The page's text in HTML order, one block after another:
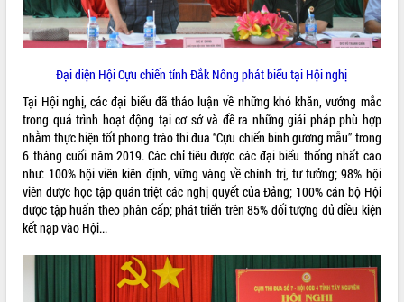
Trình diễn nghệ thuật chế biến các
món ăn từ sầu riêng
Đắk Lắk công bố Quy hoạch và xúc
tiến đầu tư tỉnh
Ngành cá ngừ Đắk Lắk chủ động thích
ứng để giữ vững thị trường xuất khẩu
Diễn đàn Kinh tế tư nhân Việt Nam đột
phá cơ chế - Hợp tác công tư
Đề án 06 tạo bước ngoặt đột phá trong
cải cách hành chính tỉnh Đắk Lắk
Kết nối tour, đẩy mạnh chuyển đổi số
để phát triển du lịch Đắk Lắk
Khởi động Dự án Đầu tư xây dựng hạ
tầng kỹ thuật Cụm công nghiệp Tân
Hôm nay:
16286
Tất cả:
65992428
Đại diện Hội Cựu chiến tỉnh Đắk Nông phát biểu tại Hội nghị
Tại Hội nghị, các đại biểu đã thảo luận về những khó khăn, vướng mắc
trong quá trình hoạt động tại cơ sở và đề ra những giải pháp phù hợp
nhằm thực hiện tốt phong trào thi đua “Cựu chiến binh gương mẫu” trong
6 tháng cuối năm 2019. Các chỉ tiêu được các đại biểu thống nhất cao
như: 100% hội viên kiên định, vững vàng về chính trị, tư tưởng; 98% hội
viên được học tập quán triệt các nghị quyết của Đảng; 100% cán bộ Hội
được tập huấn theo phân cấp; phát triển trên 85% đối tượng đủ điều kiện
kết nạp vào Hội...